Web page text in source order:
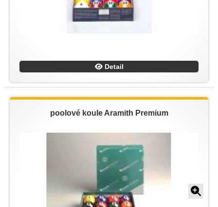
Detail
poolové koule Aramith Premium